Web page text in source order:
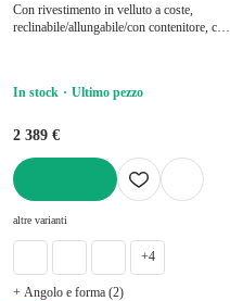
Con rivestimento in velluto a coste,
reclinabile/allungabile/con contenitore, con
totale 210 cm, profondità della seduta 60
In stock Ultimo pezzo
2 389 €
altre varianti
+4
+ Angolo e forma (2)